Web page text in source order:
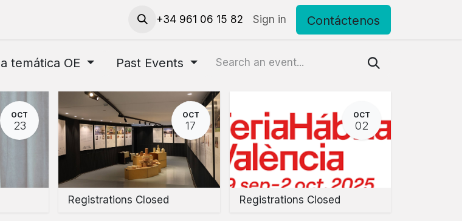
de servicios y préstamo de materiales Pide tu cita personalizada Contacto
+34 961 06 15 82 Sign in Contáctenos
temática OE Past Events
OCT
23
OCT
17
Registrations Closed
OCT
02
Registrations Closed